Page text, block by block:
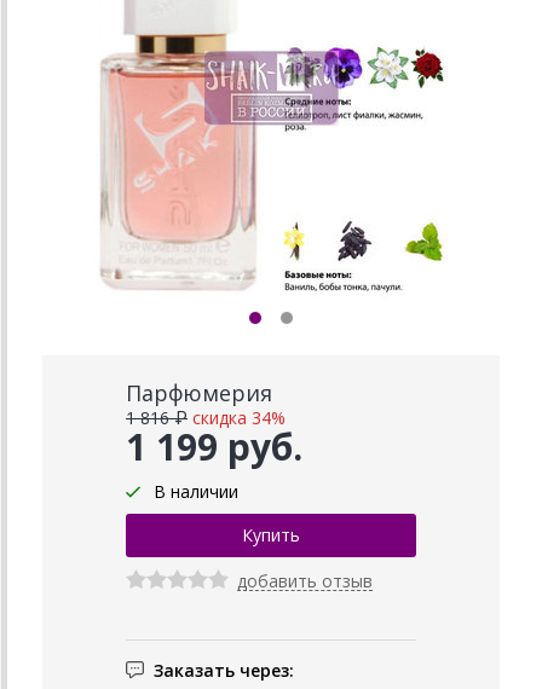
Парфюмерия
1 199 руб.
1 816 ₽ скидка 34%
В наличии
добавить отзыв
Заказать через: